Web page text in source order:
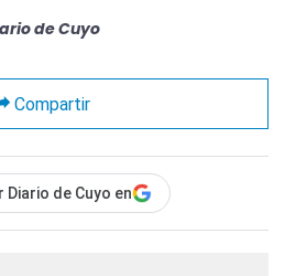
de Cuyo
Compartir
Diario de Cuyo en